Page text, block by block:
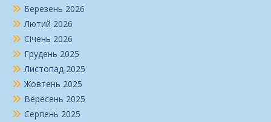
Березень 2026
Лютий 2026
Січень 2026
Грудень 2025
Листопад 2025
Жовтень 2025
Вересень 2025
Серпень 2025